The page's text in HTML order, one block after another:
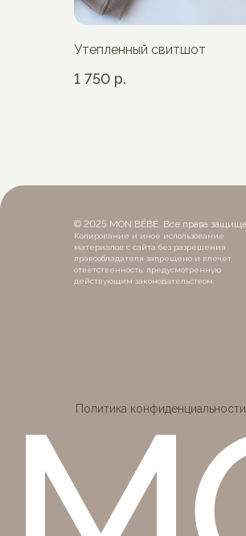
Утепленный свитшот
1 750 р.
© 2025 MON BÉBÉ. Все права
Копирование и иное использование
материалов с сайта без разрешения
правообладателя запрещено и влечет
ответственность, предусмотренную
действующим законодательством.
Политика конфиденциальности